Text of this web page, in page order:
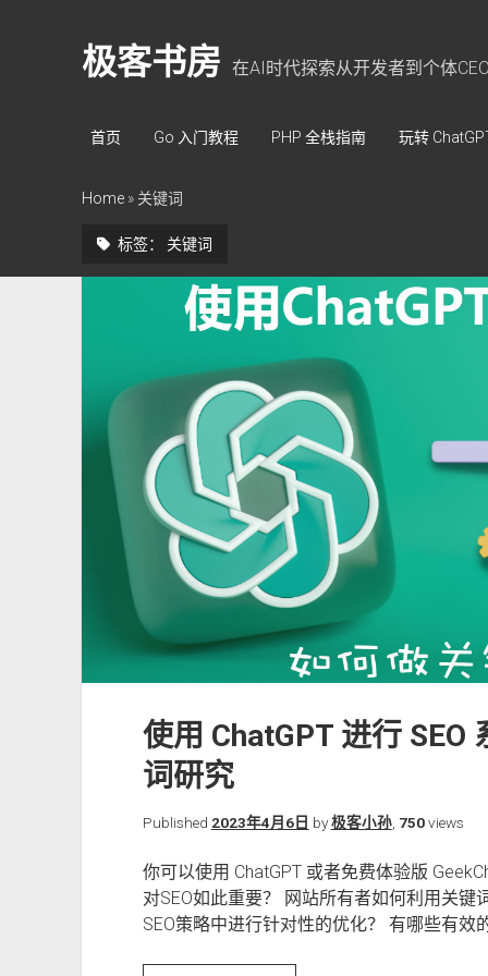
极客书房 在AI时代探索从开发者到个体CEO
首页 Go 入门教程 PHP 全栈指南 玩转
Home» 关键词
标签： 关键词
使用 ChatGPT 进行
词研究
Published 2023年4月6日 by极客小孙, 750views
你可以使用 ChatGPT 或者免费体验版
对SEO如此重要？ 网站所有者如何利用关
SEO策略中进行针对性的优化？ 有哪些有